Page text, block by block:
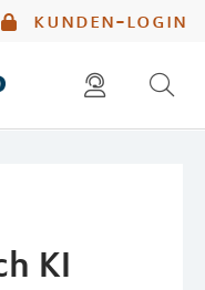
kunden-login
KI